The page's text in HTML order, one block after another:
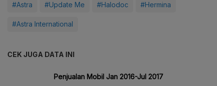
#Astra #Update Me #Halodoc #Hermina
#Astra International
CEK JUGA DATA INI